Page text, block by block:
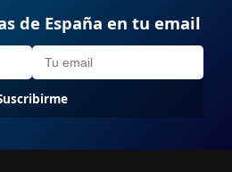
de España en tu email